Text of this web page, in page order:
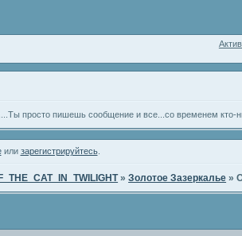
просто пишешь сообщение и все...со временем
или зарегистрируйтесь.
»Золотое Зазеркалье »